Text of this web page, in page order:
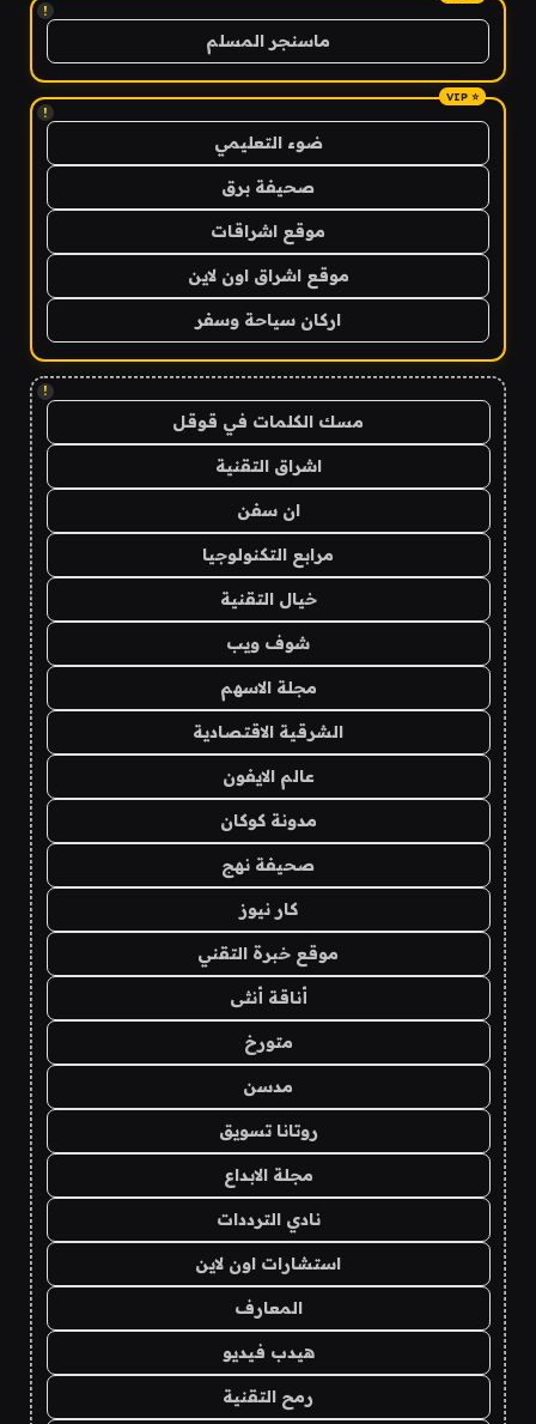
!
ماسنجر المسلم
!
ضوء التعليمي
صحيفة برق
موقع اشراقات
موقع اشراق اون لاين
اركان سياحة وسفر
!
مسك الكلمات في قوقل
اشراق التقنية
ان سفن
مرابع التكنولوجيا
خيال التقنية
شوف ويب
مجلة الاسهم
الشرقية الاقتصادية
عالم الايفون
مدونة كوكان
صحيفة نهج
كار نيوز
موقع خبرة التقني
أناقة أنثى
متورخ
مدسن
روتانا تسويق
مجلة الابداع
نادي الترددات
استشارات اون لاين
المعارف
هيدب فيديو
رمح التقنية